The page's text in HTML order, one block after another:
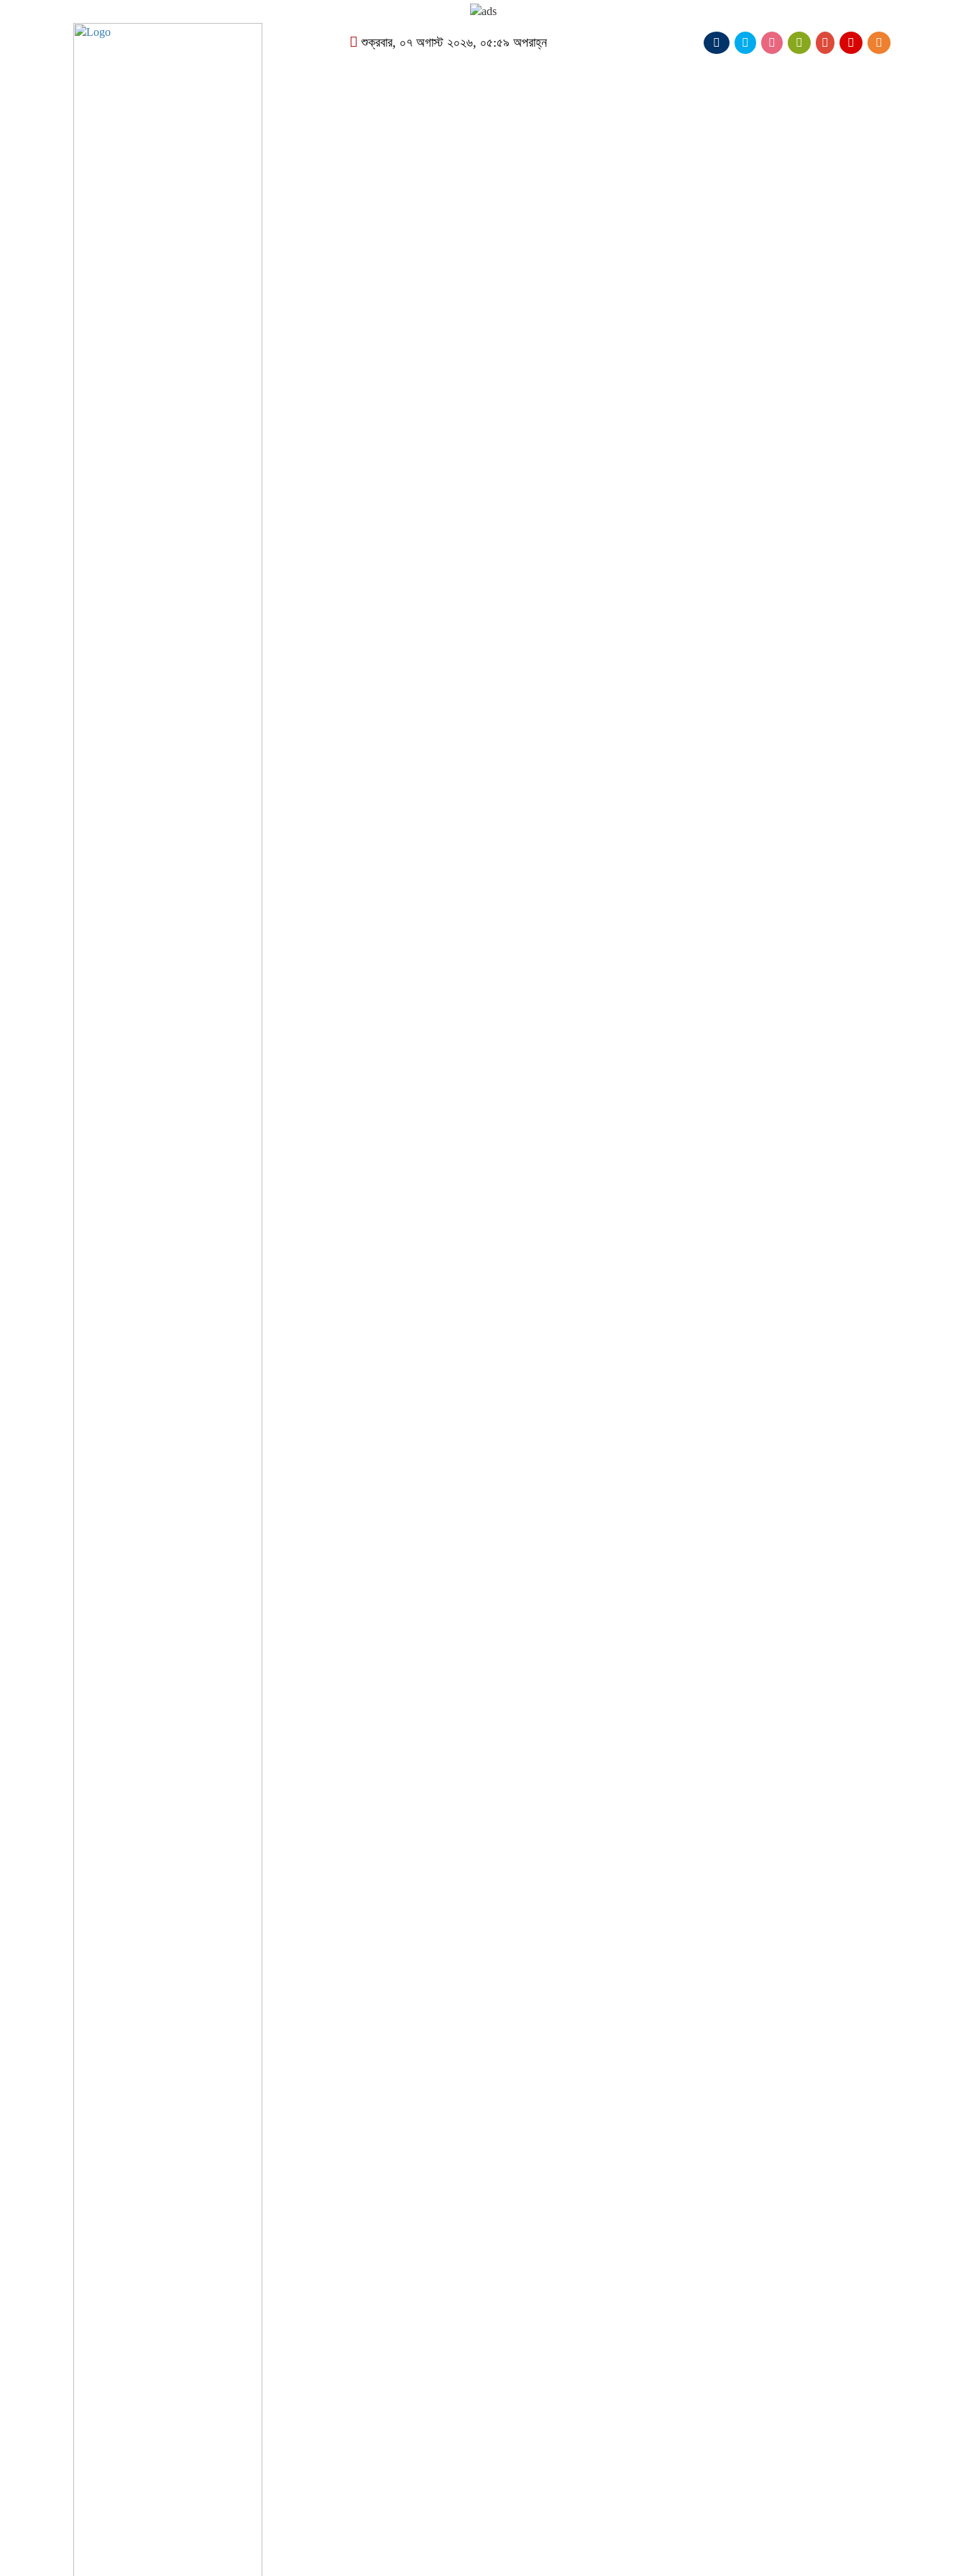
শুক্রবার, ০৭ অগাস্ট ২০২৬, ০৫:৫৯ অপরাহ্ন